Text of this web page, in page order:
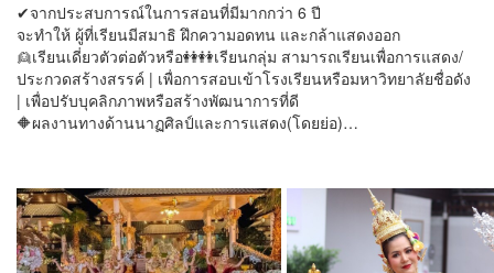
✔จากประสบการณ์ในการสอนที่มีมากกว่า 6 ปี
จะทำให้ ผู้ที่เรียนมีสมาธิ ฝึกความอดทน และกล้าแสดงออก
👱เรียนเดี่ยวตัวต่อตัวหรือ👭👭เรียนกลุ่ม สามารถเรียนเพื่อการแสดง/
ประกวดสร้างสรรค์ | เพื่อการสอบเข้าโรงเรียนหรือมหาวิทยาลัยชื่อดัง
| เพื่อปรับบุคลิกภาพหรือสร้างพัฒนาการที่ดี
🔶ผลงานทางด้านนาฏศิลป์และการแสดง(โดยย่อ)…